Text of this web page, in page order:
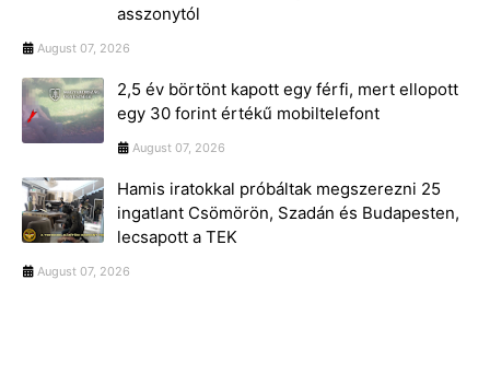
asszonytól
August 07, 2026
2,5 év börtönt kapott egy férfi, mert ellopott
egy 30 forint értékű mobiltelefont
August 07, 2026
Hamis iratokkal próbáltak megszerezni 25
ingatlant Csömörön, Szadán és Budapesten,
lecsapott a TEK
August 07, 2026